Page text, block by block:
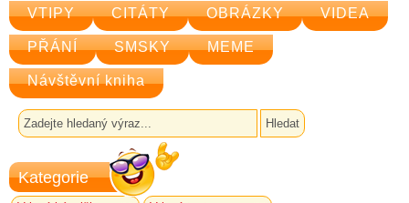
VTIPY CITÁTY OBRÁZKY VIDEA
PŘÁNÍ SMSKY MEME
Návštěvní kniha
Kategorie